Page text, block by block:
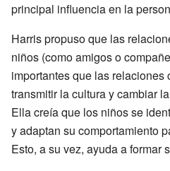
principal influencia en la
Harris propuso que las
niños (como amigos o
importantes que las relaciones
transmitir la cultura y cambiar
Ella creía que los niños se
y adaptan su comportamiento
Esto, a su vez, ayuda a formar